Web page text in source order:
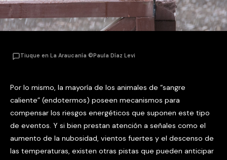
Tiuque en La Araucanía ©Paula Díaz Levi
Por lo mismo, la mayoría de los animales de “sangre
caliente” (endotermos) poseen mecanismos para
compensar los riesgos energéticos que suponen este tipo
de eventos. Y si bien prestan atención a señales como el
aumento de la nubosidad, vientos fuertes y el descenso de
las temperaturas, existen otras pistas que pueden anticipar